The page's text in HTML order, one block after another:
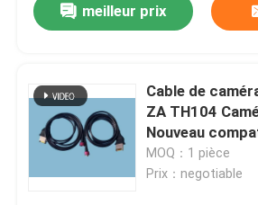
meilleur prix
Cable de
ZA TH104
Nouveau
MOQ：1 pièce
Prix：negotiable